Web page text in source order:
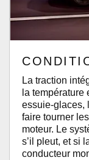
La traction
la température
essuie-glaces,
faire tourner
moteur. Le
s’il pleut, et si
conducteur